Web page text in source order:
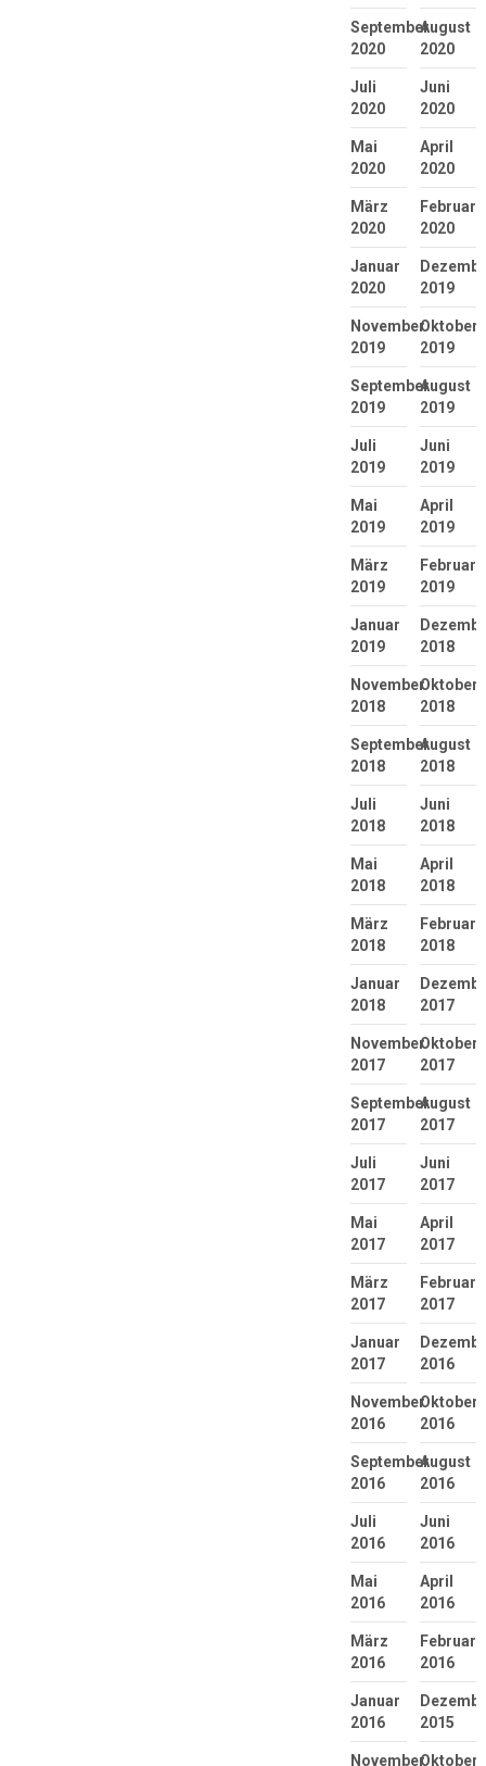
September
2020
August
2020
Juli
2020
Juni
2020
Mai
2020
April
2020
März
2020
Februar
2020
Januar
2020
2019
November
2019
Oktober
2019
September
2019
August
2019
Juli
2019
Juni
2019
Mai
2019
April
2019
März
2019
Februar
2019
Januar
2019
2018
November
2018
Oktober
2018
September
2018
August
2018
Juli
2018
Juni
2018
Mai
2018
April
2018
März
2018
Februar
2018
Januar
2018
2017
November
2017
Oktober
2017
September
2017
August
2017
Juli
2017
Juni
2017
Mai
2017
April
2017
März
2017
Februar
2017
Januar
2017
2016
November
2016
Oktober
2016
September
2016
August
2016
Juli
2016
Juni
2016
Mai
2016
April
2016
März
2016
Februar
2016
Januar
2016
2015
NovemberOktober